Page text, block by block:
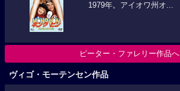
1979年。アイオワ州オ...
ピーター・ファレリー作品へ
ヴィゴ・モーテンセン作品